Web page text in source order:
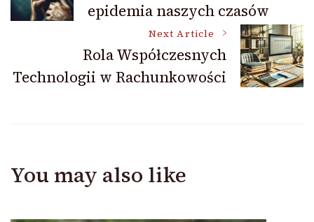
Navigationepidemia naszych czasów
Next Article
Rola Współczesnych
Technologii w Rachunkowości
You may also like